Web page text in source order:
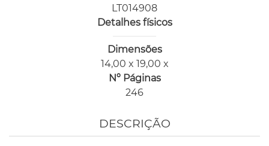
LT014908
Detalhes físicos
Dimensões
14,00 x 19,00 x
Nº Páginas
246
DESCRIÇÃO